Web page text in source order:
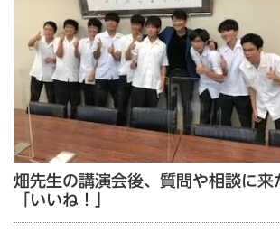
畑先生の講演会後、質問や相談に来
「いいね！」